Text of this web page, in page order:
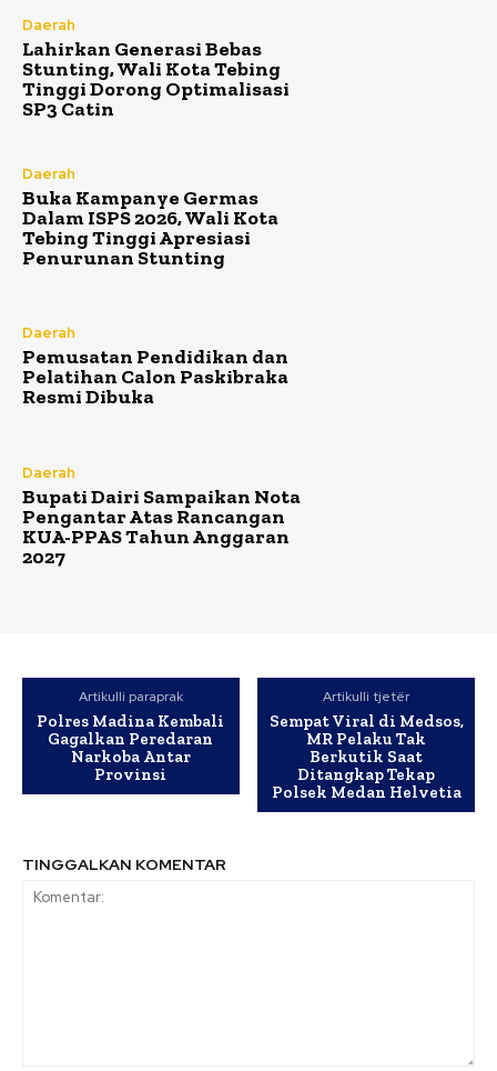
Daerah
Lahirkan Generasi Bebas
Stunting, Wali Kota Tebing
Tinggi Dorong Optimalisasi
SP3 Catin
Daerah
Buka Kampanye Germas
Dalam ISPS 2026, Wali Kota
Tebing Tinggi Apresiasi
Penurunan Stunting
Daerah
Pemusatan Pendidikan dan
Pelatihan Calon Paskibraka
Resmi Dibuka
Daerah
Bupati Dairi Sampaikan Nota
Pengantar Atas Rancangan
KUA-PPAS Tahun Anggaran
2027
Artikulli paraprak
Polres Madina Kembali
Gagalkan Peredaran
Narkoba Antar
Provinsi
Artikulli tjetër
Sempat Viral di Medsos,
MR Pelaku Tak
Berkutik Saat
Ditangkap Tekap
Polsek Medan Helvetia
TINGGALKAN KOMENTAR